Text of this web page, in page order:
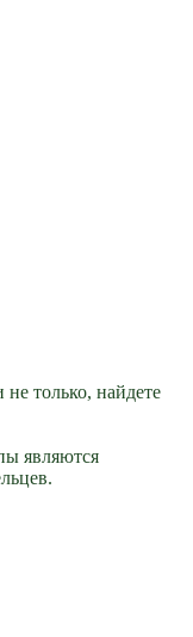
только, найдете
являются